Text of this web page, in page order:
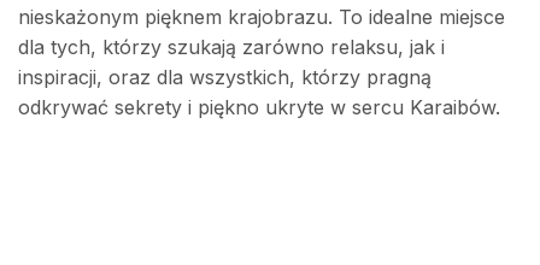
nieskażonym pięknem krajobrazu. To idealne miejsce
dla tych, którzy szukają zarówno relaksu, jak i
inspiracji, oraz dla wszystkich, którzy pragną
odkrywać sekrety i piękno ukryte w sercu Karaibów.